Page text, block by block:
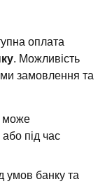
оплата
. Можливість
замовлення та
може
під час
умов банку та